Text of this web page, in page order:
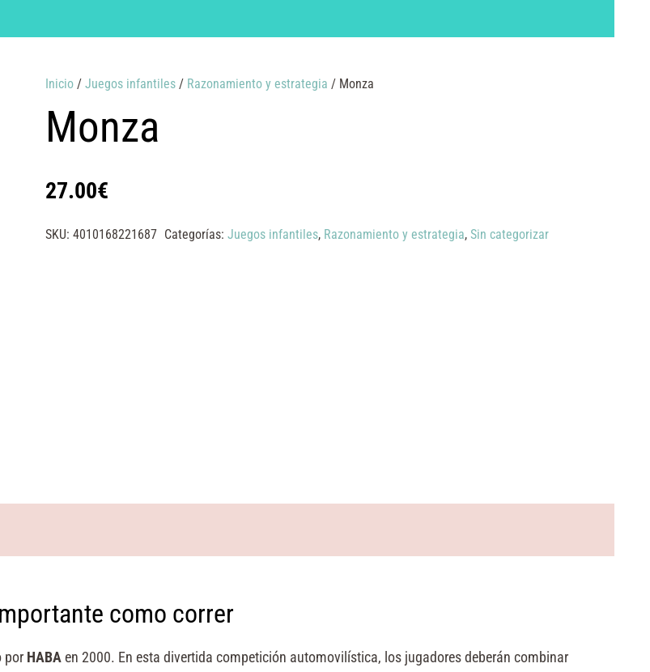
Inicio/ Juegos infantiles/ Razonamiento y estrategia / Monza
Monza
27.00€
SKU: 4010168221687 Categorías: Juegos infantiles, Razonamiento y estrategia, Sin categorizar
como correr
por HABA en 2000. En esta divertida competición automovilística, los jugadores deberán combinar